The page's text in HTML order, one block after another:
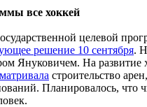
все хоккей
целевой
решение 10 сентября.
Януковичем. На развитие
строительство
Планировалось, что